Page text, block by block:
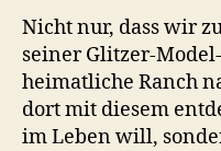
Nicht nur, dass wir
seiner Glitzer-
heimatliche Ranch
dort mit diesem
im Leben will,